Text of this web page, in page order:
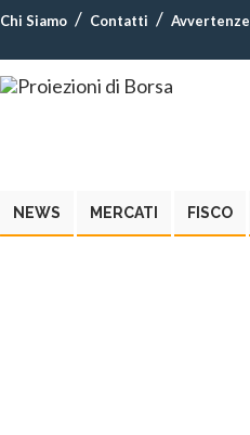
Chi Siamo Contatti Avvertenze
NEWS MERCATI FISCO